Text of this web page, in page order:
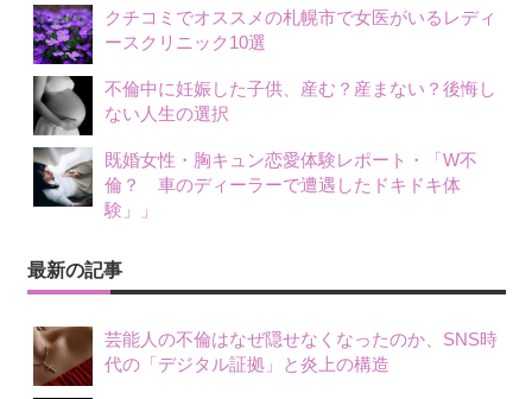
クチコミでオススメの札幌市で女医がいるレディ
ースクリニック10選
不倫中に妊娠した子供、産む？産まない？後悔し
ない人生の選択
既婚女性・胸キュン恋愛体験レポート・「W不
倫？ 車のディーラーで遭遇したドキドキ体
験」」
最新の記事
芸能人の不倫はなぜ隠せなくなったのか、SNS時
代の「デジタル証拠」と炎上の構造